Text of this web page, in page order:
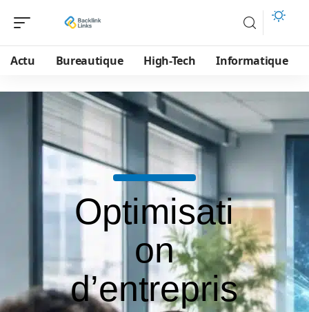
Actu Bureautique High-Tech Informatique
Optimisati
on
d’entrepris